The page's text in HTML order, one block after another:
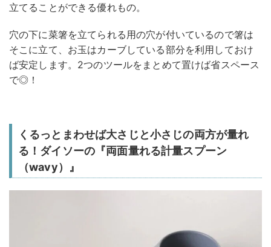
立てることができる優れもの。
穴の下に菜箸を立てられる用の穴が付いているので箸は
そこに立て、お玉はカーブしている部分を利用しておけ
ば安定します。2つのツールをまとめて置けば省スペース
で◎！
くるっとまわせば大さじと小さじの両方が量れ
る！ダイソーの『両面量れる計量スプーン
（wavy）』